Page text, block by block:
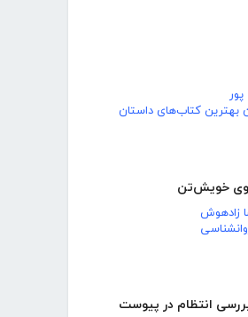
بهترین کتاب‌های داستان
خویش‌تن
زادهوش
انتظام در پیوست